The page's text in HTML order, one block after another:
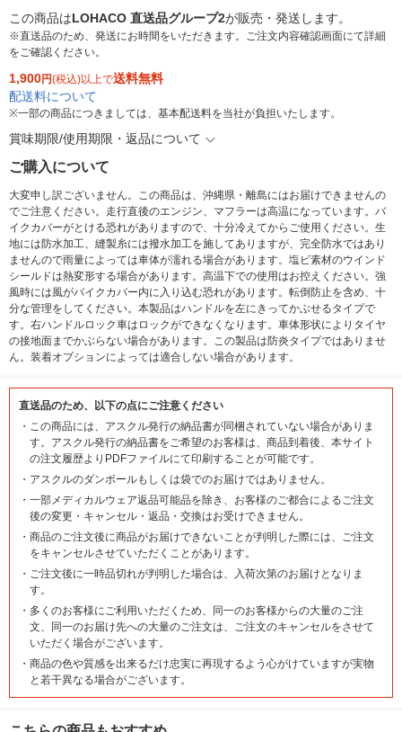
この商品はLOHACO 直送品グループ2が販売・発送します。
※直送品のため、発送にお時間をいただきます。ご注文内容確認画面にて詳細
をご確認ください。
1,900円(税込)以上で送料無料
配送料について
※一部の商品につきましては、基本配送料を当社が負担いたします。
賞味期限/使用期限・返品について
ご購入について
大変申し訳ございません。この商品は、沖縄県・離島にはお届けできませんの
でご注意ください。走行直後のエンジン、マフラーは高温になっています。バ
イクカバーがとける恐れがありますので、十分冷えてからご使用ください。生
地には防水加工、縫製糸には撥水加工を施してありますが、完全防水ではあり
ませんので雨量によっては車体が濡れる場合があります。塩ビ素材のウインド
シールドは熱変形する場合があります。高温下での使用はお控えください。強
風時には風がバイクカバー内に入り込む恐れがあります。転倒防止を含め、十
分な管理をしてください。本製品はハンドルを左にきってかぶせるタイプで
す。右ハンドルロック車はロックができなくなります。車体形状によりタイヤ
の接地面までかぶらない場合があります。この製品は防炎タイプではありませ
ん。装着オプションによっては適合しない場合があります。
直送品のため、以下の点にご注意ください
・ この商品には、アスクル発行の納品書が同梱されていない場合がありま
す。アスクル発行の納品書をご希望のお客様は、商品到着後、本サイト
の注文履歴よりPDFファイルにて印刷することが可能です。
・ アスクルのダンボールもしくは袋でのお届けではありません。
・ 一部メディカルウェア返品可能品を除き、お客様のご都合によるご注文
後の変更・キャンセル・返品・交換はお受けできません。
・ 商品のご注文後に商品がお届けできないことが判明した際には、ご注文
をキャンセルさせていただくことがあります。
・ ご注文後に一時品切れが判明した場合は、入荷次第のお届けとなりま
す。
・ 多くのお客様にご利用いただくため、同一のお客様からの大量のご注
文、同一のお届け先への大量のご注文は、ご注文のキャンセルをさせて
いただく場合がございます。
・ 商品の色や質感を出来るだけ忠実に再現するよう心がけていますが実物
と若干異なる場合がございます。